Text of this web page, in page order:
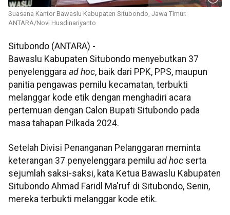
Suasana Kantor Bawaslu Kabupaten Situbondo, Jawa Timur.
ANTARA/Novi Husdinariyanto
Situbondo (ANTARA) -
Bawaslu Kabupaten Situbondo menyebutkan 37
penyelenggara ad hoc, baik dari PPK, PPS, maupun
panitia pengawas pemilu kecamatan, terbukti
melanggar kode etik dengan menghadiri acara
pertemuan dengan Calon Bupati Situbondo pada
masa tahapan Pilkada 2024.
Setelah Divisi Penanganan Pelanggaran meminta
keterangan 37 penyelenggara pemilu ad hoc serta
sejumlah saksi-saksi, kata Ketua Bawaslu Kabupaten
Situbondo Ahmad Faridl Ma'ruf di Situbondo, Senin,
mereka terbukti melanggar kode etik.